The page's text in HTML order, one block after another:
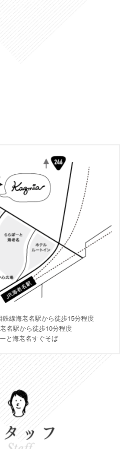
線海老名駅から徒歩15分程度
名駅から徒歩10分程度
と海老名すぐそば